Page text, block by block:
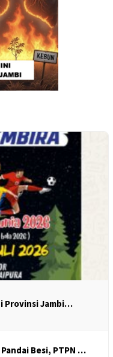
Provinsi Jambi…
Besi, PTPN …